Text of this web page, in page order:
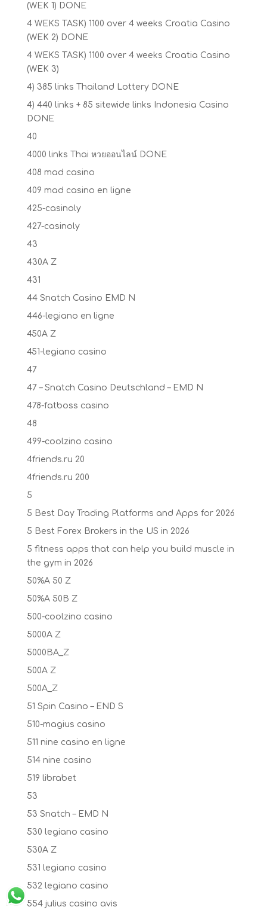
(WEK 1) DONE
4 WEKS TASK) 1100 over 4 weeks Croatia Casino
(WEK 2) DONE
4 WEKS TASK) 1100 over 4 weeks Croatia Casino
(WEK 3)
4) 385 links Thailand Lottery DONE
4) 440 links + 85 sitewide links Indonesia Casino
DONE
40
4000 links Thai หวยออนไลน์ DONE
408 mad casino
409 mad casino en ligne
425-casinoly
427-casinoly
43
430A Z
431
44 Snatch Casino EMD N
446-legiano en ligne
450A Z
451-legiano casino
47
47 – Snatch Casino Deutschland – EMD N
478-fatboss casino
48
499-coolzino casino
4friends.ru 20
4friends.ru 200
5
5 Best Day Trading Platforms and Apps for 2026
5 Best Forex Brokers in the US in 2026
5 fitness apps that can help you build muscle in
the gym in 2026
50%A 50 Z
50%A 50B Z
500-coolzino casino
5000A Z
5000BA_Z
500A Z
500A_Z
51 Spin Casino – END S
510-magius casino
511 nine casino en ligne
514 nine casino
519 librabet
53
53 Snatch – EMD N
530 legiano casino
530A Z
531 legiano casino
532 legiano casino
554 julius casino avis